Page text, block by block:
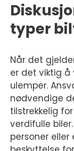
typer
Når det
er det viktig å
ulemper.
nødvendige
tilstrekkelig
verdifulle
personer